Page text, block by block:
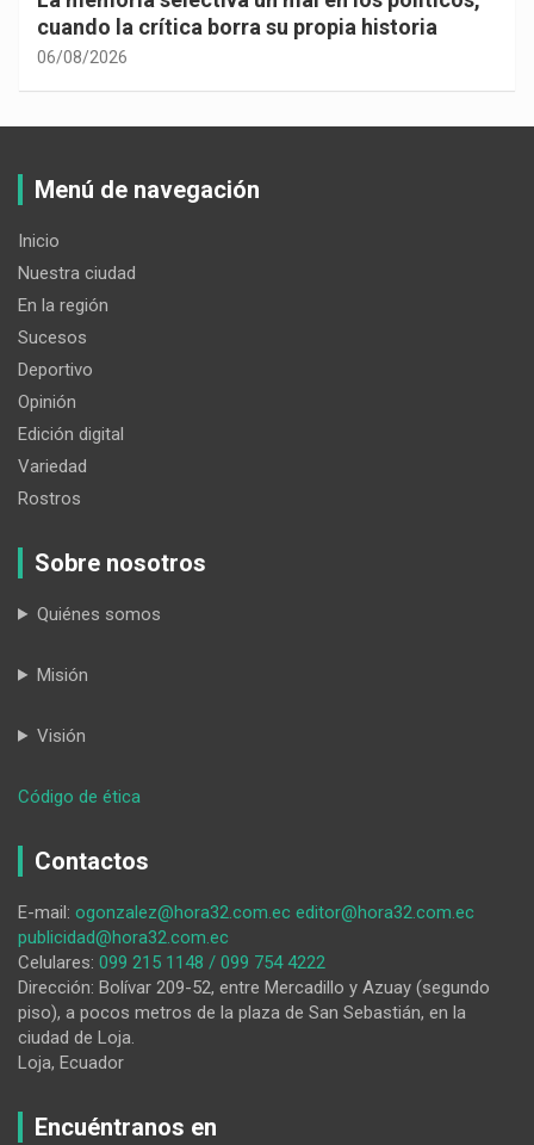
cuando la crítica borra su propia historia
06/08/2026
Menú de navegación
Inicio
Nuestra ciudad
En la región
Sucesos
Deportivo
Opinión
Edición digital
Variedad
Rostros
Sobre nosotros
Quiénes somos
Misión
Visión
Código de ética
Estado
Contactos
E-mail: ogonzalez@hora32.com.ec editor@hora32.com.ec
publicidad@hora32.com.ec
Celulares: 099 215 1148 / 099 754 4222
Dirección: Bolívar 209-52, entre Mercadillo y Azuay (segundo
piso), a pocos metros de la plaza de San Sebastián, en la
ciudad de Loja.
Loja, Ecuador
Encuéntranos en